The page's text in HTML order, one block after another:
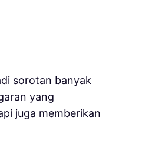
sorotan banyak
yang
juga memberikan